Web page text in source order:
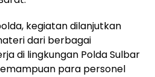
kegiatan dilanjutkan
dari berbagai
di lingkungan Polda Sulbar
para personel